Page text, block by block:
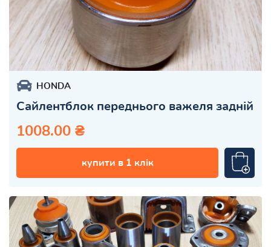
HONDA
Сайлентблок переднього важеля задній
1008.00 ₴
купити в 1 клік